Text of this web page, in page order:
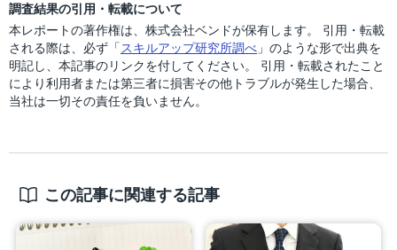
調査結果の引用・転載について
本レポートの著作権は、株式会社ベンドが保有します。 引用・転載
される際は、必ず「 スキルアップ研究所調べ 」のような形で出典を
明記し、本記事のリンクを付してください。 引用・転載されたこと
により利用者または第三者に損害その他トラブルが発生した場合、
当社は一切その責任を負いません。
この記事に関連する記事